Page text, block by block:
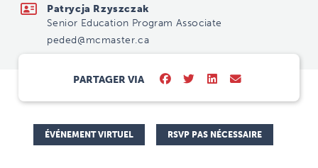
Patrycja Rzyszczak
Senior Education Program Associate
peded@mcmaster.ca
PARTAGER VIA
ÉVÉNEMENT VIRTUEL RSVP PAS NÉCESSAIRE